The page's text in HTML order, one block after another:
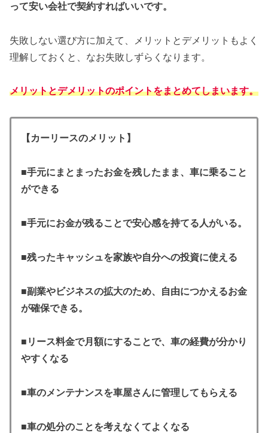
って安い会社で契約すればいいです。
失敗しない選び方に加えて、メリットとデメリットもよく
理解しておくと、なお失敗しずらくなります。
メリットとデメリットのポイントをまとめてしまいます。
【カーリースのメリット】
■手元にまとまったお金を残したまま、車に乗ること
ができる
■手元にお金が残ることで安心感を持てる人がいる。
■残ったキャッシュを家族や自分への投資に使える
■副業やビジネスの拡大のため、自由につかえるお金
が確保できる。
■リース料金で月額にすることで、車の経費が分かり
やすくなる
■車のメンテナンスを車屋さんに管理してもらえる
■車の処分のことを考えなくてよくなる